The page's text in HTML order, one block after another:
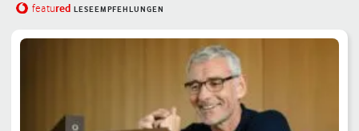
featured LESEEMPFEHLUNGEN